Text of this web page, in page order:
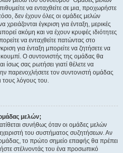
να ενταχθείτε σε μια, προχωρήστε
δεν έχουν όλες οι ομάδες μελών
έγκριση για ένταξη, μερικές
ακόμη και να έχουν κρυφές ιδιότητες
να ενταχθείτε πατώντας στο
για ένταξη μπορείτε να ζητήσετε να
Ο συντονιστής της ομάδας θα
ίσως σας ρωτήσει γιατί θέλετε να
παρενοχλήσετε τον συντονιστή ομάδας
τους λόγους του.
μελών;
συνήθως όταν οι ομάδες μελών
του συστήματος συζητήσεων. Αν
ομάδας, το πρώτο σημείο επαφής θα πρέπει
στέλνοντάς του ένα προσωπικό